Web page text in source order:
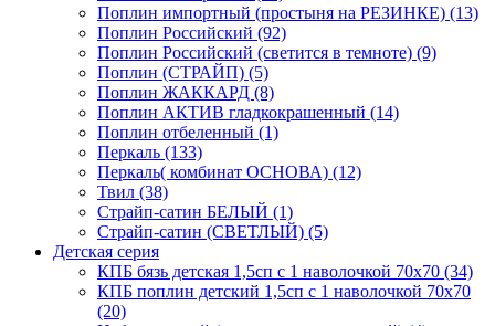
Поплин импортный (простыня на РЕЗИНКЕ) (13)
Поплин Российский (92)
Поплин Российский (светится в темноте) (9)
Поплин (СТРАЙП) (5)
Поплин ЖАККАРД (8)
Поплин АКТИВ гладкокрашенный (14)
Поплин отбеленный (1)
Перкаль (133)
Перкаль( комбинат ОСНОВА) (12)
Твил (38)
Страйп-сатин БЕЛЫЙ (1)
Страйп-сатин (СВЕТЛЫЙ) (5)
Детская серия
КПБ бязь детская 1,5сп с 1 наволочкой 70х70 (34)
КПБ поплин детский 1,5сп с 1 наволочкой 70х70
(20)